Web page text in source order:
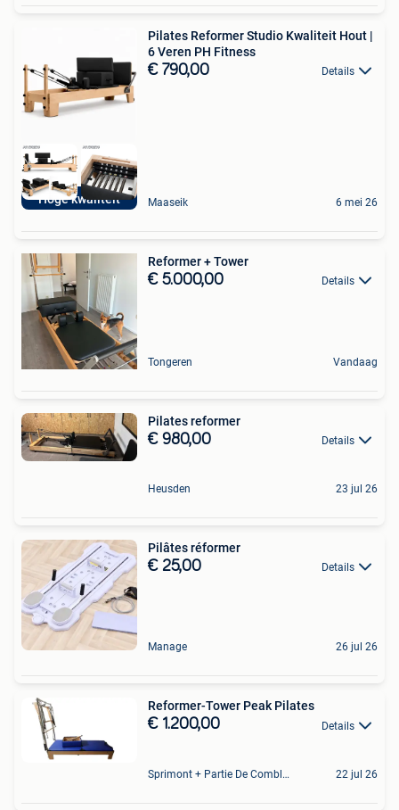
Hoge kwaliteit
Pilates Reformer Studio Kwaliteit Hout |
6 Veren PH Fitness
€ 790,00 Details
Maaseik 6 mei 26
Reformer + Tower
€ 5.000,00 Details
Tongeren Vandaag
Pilates reformer
€ 980,00 Details
Heusden 23 jul 26
Pilâtes réformer
€ 25,00 Details
Manage 26 jul 26
Reformer-Tower Peak Pilates
€ 1.200,00 Details
Sprimont + Partie De Comblain-Au-Pont 22 jul 26